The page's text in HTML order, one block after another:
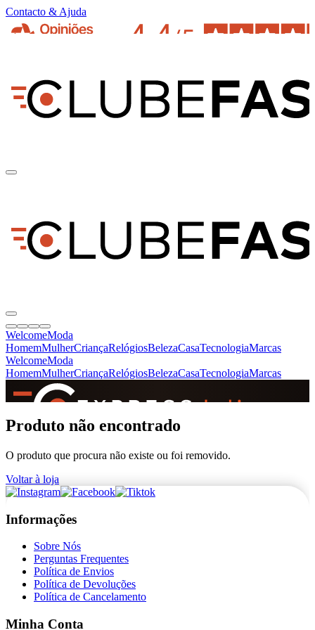
Contacto & Ajuda
WelcomeModa
HomemMulherCriançaRelógiosBelezaCasaTecnologiaMarcas
WelcomeModa
HomemMulherCriançaRelógiosBelezaCasaTecnologiaMarcas
+de 36.000 reviews
Produto não encontrado
O produto que procura não existe ou foi removido.
Voltar à loja
Informações
Sobre Nós
Perguntas Frequentes
Política de Envios
Política de Devoluções
Política de Cancelamento
Minha Conta